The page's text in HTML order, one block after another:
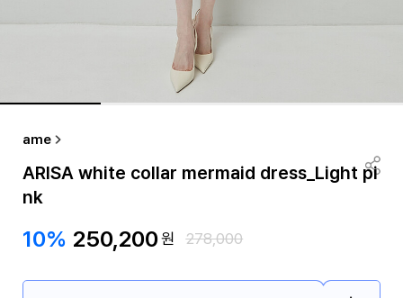
ame
ARISA white collar mermaid dress_Light pi
nk
10% 250,200원 278,000